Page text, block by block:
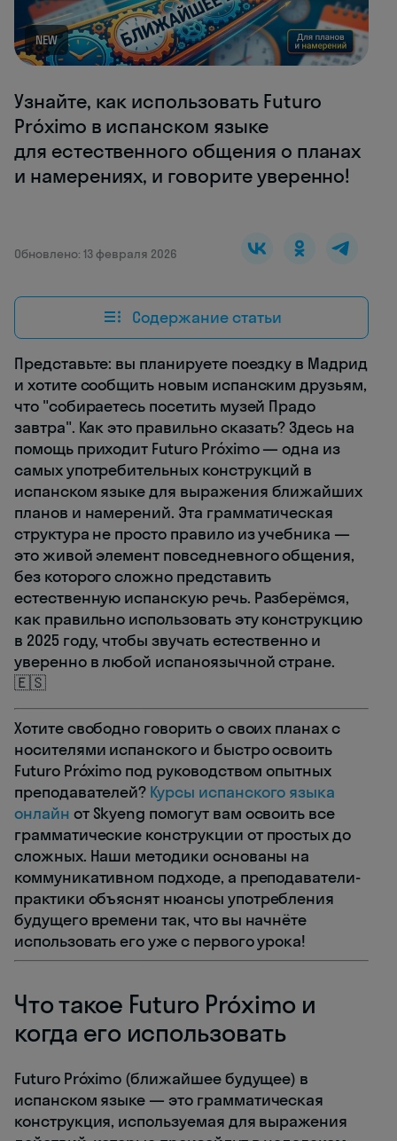
NEW
Узнайте, как использовать Futuro
Próximo в испанском языке
для естественного общения о планах
и намерениях, и говорите уверенно!
Обновлено: 13 февраля 2026
Содержание статьи
Представьте: вы планируете поездку в Мадрид
и хотите сообщить новым испанским друзьям,
что "собираетесь посетить музей Прадо
завтра". Как это правильно сказать? Здесь на
помощь приходит Futuro Próximo — одна из
самых употребительных конструкций в
испанском языке для выражения ближайших
планов и намерений. Эта грамматическая
структура не просто правило из учебника —
это живой элемент повседневного общения,
без которого сложно представить
естественную испанскую речь. Разберёмся,
как правильно использовать эту конструкцию
в 2025 году, чтобы звучать естественно и
уверенно в любой испаноязычной стране.
🇪🇸
Хотите свободно говорить о своих планах с
носителями испанского и быстро освоить
Futuro Próximo под руководством опытных
преподавателей? Курсы испанского языка
онлайн от Skyeng помогут вам освоить все
грамматические конструкции от простых до
сложных. Наши методики основаны на
коммуникативном подходе, а преподаватели-
практики объяснят нюансы употребления
будущего времени так, что вы начнёте
использовать его уже с первого урока!
Что такое Futuro Próximo и
когда его использовать
Futuro Próximo (ближайшее будущее) в
испанском языке — это грамматическая
конструкция, используемая для выражения